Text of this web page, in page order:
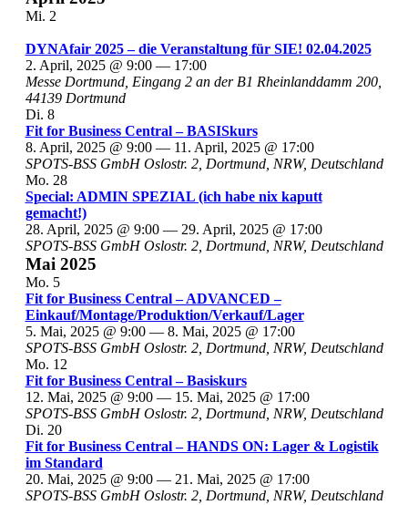
Mi. 2
DYNAfair 2025 – die Veranstaltung für SIE! 02.04.2025
2. April, 2025 @ 9:00— 17:00
Messe Dortmund, Eingang 2 an der B1 Rheinlanddamm 200,
44139 Dortmund
Di. 8
Fit for Business Central – BASISkurs
8. April, 2025 @ 9:00— 11. April, 2025 @ 17:00
SPOTS-BSS GmbHOslostr. 2, Dortmund, NRW, Deutschland
Mo. 28
Special: ADMIN SPEZIAL (ich habe nix kaputt
gemacht!)
28. April, 2025 @ 9:00— 29. April, 2025 @ 17:00
SPOTS-BSS GmbHOslostr. 2, Dortmund, NRW, Deutschland
Mai 2025
Mo. 5
Fit for Business Central – ADVANCED –
Einkauf/Montage/Produktion/Verkauf/Lager
5. Mai, 2025 @ 9:00— 8. Mai, 2025 @ 17:00
SPOTS-BSS GmbHOslostr. 2, Dortmund, NRW, Deutschland
Mo. 12
Fit for Business Central – Basiskurs
12. Mai, 2025 @ 9:00— 15. Mai, 2025 @ 17:00
SPOTS-BSS GmbHOslostr. 2, Dortmund, NRW, Deutschland
Di. 20
Fit for Business Central – HANDS ON: Lager & Logistik
im Standard
20. Mai, 2025 @ 9:00— 21. Mai, 2025 @ 17:00
SPOTS-BSS GmbHOslostr. 2, Dortmund, NRW, Deutschland